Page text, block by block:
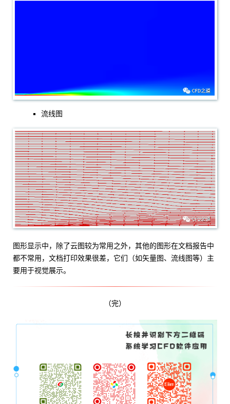
流线图
图形显示中，除了云图较为常用之外，其他的图形在文档报告中
都不常用，文档打印效果很差，它们（如矢量图、流线图等）主
要用于视觉展示。
（完）